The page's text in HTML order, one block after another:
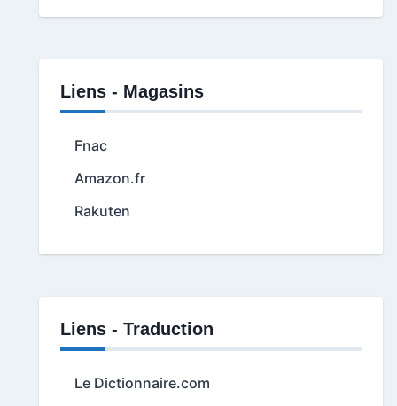
Liens - Magasins
Fnac
Amazon.fr
Rakuten
Liens - Traduction
Le Dictionnaire.com